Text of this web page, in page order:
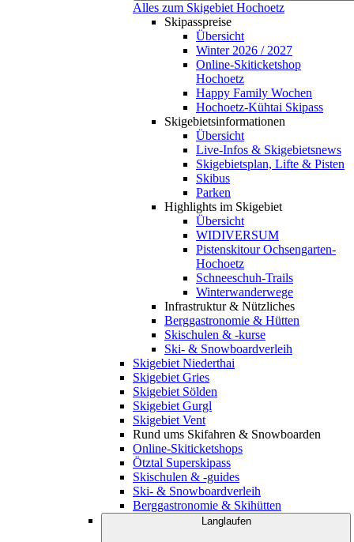
Alles zum Skigebiet Hochoetz
Skipasspreise
Übersicht
Winter 2026 / 2027
Online-Skiticketshop
Hochoetz
Happy Family Wochen
Hochoetz-Kühtai Skipass
Skigebietsinformationen
Übersicht
Live-Infos & Skigebietsnews
Skigebietsplan, Lifte & Pisten
Skibus
Parken
Highlights im Skigebiet
Übersicht
WIDIVERSUM
Pistenskitour Ochsengarten-
Hochoetz
Schneeschuh-Trails
Winterwanderwege
Infrastruktur & Nützliches
Berggastronomie & Hütten
Skischulen & -kurse
Ski- & Snowboardverleih
Skigebiet Niederthai
Skigebiet Gries
Skigebiet Sölden
Skigebiet Gurgl
Skigebiet Vent
Rund ums Skifahren & Snowboarden
Online-Skiticketshops
Ötztal Superskipass
Skischulen & -guides
Ski- & Snowboardverleih
Berggastronomie & Skihütten
Langlaufen